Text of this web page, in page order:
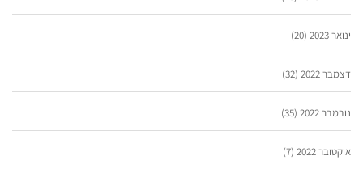
ינואר 2023 (20)
דצמבר 2022 (32)
נובמבר 2022 (35)
אוקטובר 2022 (7)